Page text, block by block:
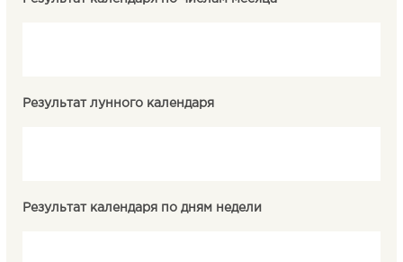
Результат лунного календаря
Результат календаря по дням недели